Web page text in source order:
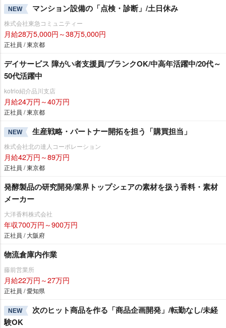
NEW マンション設備の「点検・診断」/土日休み
株式会社東急コミュニティー
月給28万5,000円～38万5,000円
正社員 / 東京都
デイサービス 障がい者支援員/ブランクOK/中高年活躍中/20代～
50代活躍中
kotrio紹介品川支店
月給24万円～40万円
正社員 / 東京都
NEW 生産戦略・パートナー開拓を担う「購買担当」
株式会社北の達人コーポレーション
月給42万円～89万円
正社員 / 東京都
発酵製品の研究開発/業界トップシェアの素材を扱う香料・素材
メーカー
大洋香料株式会社
年収700万円～900万円
正社員 / 大阪府
物流倉庫内作業
藤前営業所
月給22万円～27万円
正社員 / 愛知県
NEW
次のヒット商品を作る「商品企画開発」/転勤なし/未経
験OK